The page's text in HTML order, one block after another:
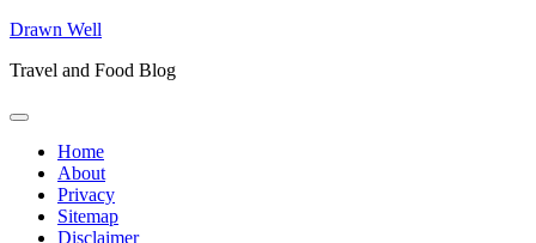
Skip
content
Drawn Well
Travel and Food Blog
Home
About
Privacy
Sitemap
Disclaimer